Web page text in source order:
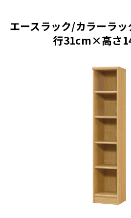
エースラック/カラーラ
行31cm×高さ